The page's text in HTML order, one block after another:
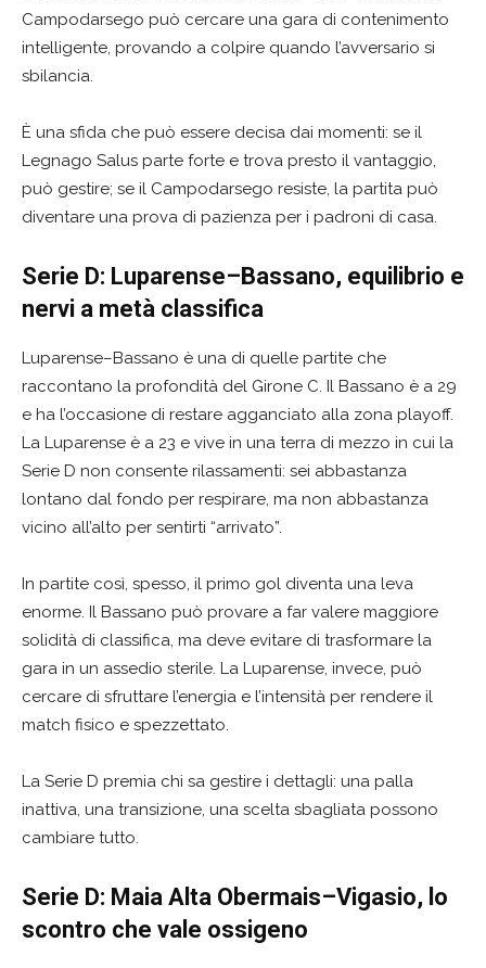
Campodarsego può cercare una gara di contenimento
intelligente, provando a colpire quando l’avversario si
sbilancia.
È una sfida che può essere decisa dai momenti: se il
Legnago Salus parte forte e trova presto il vantaggio,
può gestire; se il Campodarsego resiste, la partita può
diventare una prova di pazienza per i padroni di casa.
Serie D: Luparense–Bassano, equilibrio e
nervi a metà classifica
Luparense–Bassano è una di quelle partite che
raccontano la profondità del Girone C. Il Bassano è a 29
e ha l’occasione di restare agganciato alla zona playoff.
La Luparense è a 23 e vive in una terra di mezzo in cui la
Serie D non consente rilassamenti: sei abbastanza
lontano dal fondo per respirare, ma non abbastanza
vicino all’alto per sentirti “arrivato”.
In partite così, spesso, il primo gol diventa una leva
enorme. Il Bassano può provare a far valere maggiore
solidità di classifica, ma deve evitare di trasformare la
gara in un assedio sterile. La Luparense, invece, può
cercare di sfruttare l’energia e l’intensità per rendere il
match fisico e spezzettato.
La Serie D premia chi sa gestire i dettagli: una palla
inattiva, una transizione, una scelta sbagliata possono
cambiare tutto.
Serie D: Maia Alta Obermais–Vigasio, lo
scontro che vale ossigeno